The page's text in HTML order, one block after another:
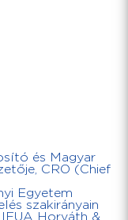
és Magyar
CRO (Chief
Egyetem
szakirányain
Horváth &